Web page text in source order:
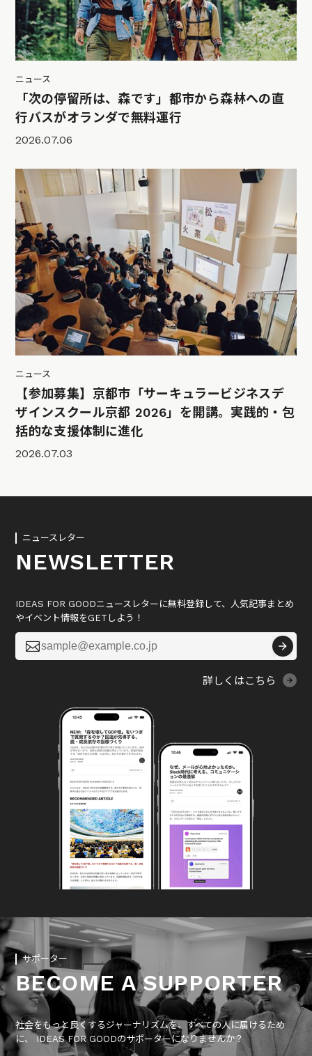
ニュース
「次の停留所は、森です」都市から森林への直
行バスがオランダで無料運行
2026.07.06
ニュース
【参加募集】京都市「サーキュラービジネスデ
ザインスクール京都 2026」を開講。実践的・包
括的な支援体制に進化
2026.07.03
ニュースレター
NEWSLETTER
IDEAS FOR GOODニュースレターに無料登録して、人気記事まとめ
やイベント情報をGETしよう！

詳しくはこちら
サポーター
BECOME A SUPPORTER
社会をもっと良くするジャーナリズムを、すべての人に届けるため
に、 IDEAS FOR GOODのサポーターになりませんか？